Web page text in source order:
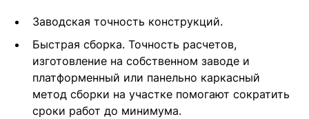
Заводская точность конструкций.
Быстрая сборка. Точность расчетов,
изготовление на собственном заводе и
платформенный или панельно каркасный
метод сборки на участке помогают сократить
сроки работ до минимума.